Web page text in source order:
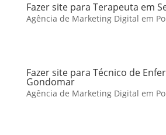
Fazer site para Terapeuta em
Agência de Marketing Digital em
Fazer site para Técnico de
Gondomar
Agência de Marketing Digital em